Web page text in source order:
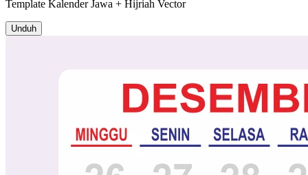
Template Kalender Jawa + Hijriah Vector
Unduh